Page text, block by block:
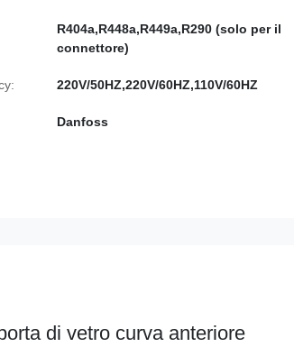
R404a,R448a,R449a,R290 (solo per il
connettore)
220V/50HZ,220V/60HZ,110V/60HZ
Danfoss
di vetro curva anteriore